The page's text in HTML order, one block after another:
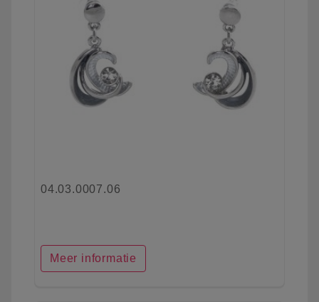
04.03.0007.06
Meer informatie